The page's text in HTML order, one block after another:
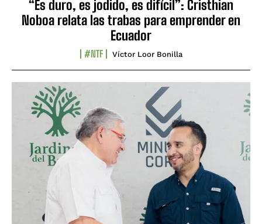
“Es duro, es jodido, es difícil”: Cristhian
Noboa relata las trabas para emprender en
Ecuador
#NTF Víctor Loor Bonilla